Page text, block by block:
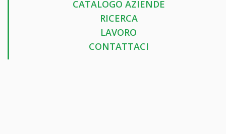
CATALOGO AZIENDE
RICERCA
LAVORO
CONTATTACI